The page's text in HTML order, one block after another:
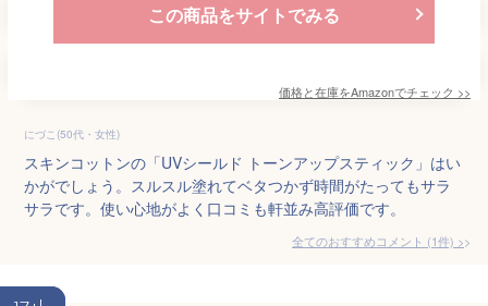
この商品をサイトでみる
価格と在庫をAmazonでチェック >>
にづこ(50代・女性)
スキンコットンの「UVシールド トーンアップスティック」はい
かがでしょう。スルスル塗れてベタつかず時間がたってもサラ
サラです。使い心地がよく口コミも軒並み高評価です。
全てのおすすめコメント (1件) >